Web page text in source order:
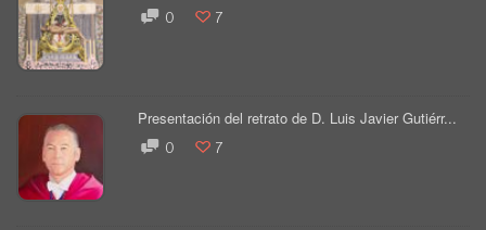
0 7
Presentación del retrato de D. Luis Javier Gutiérr...
0 7